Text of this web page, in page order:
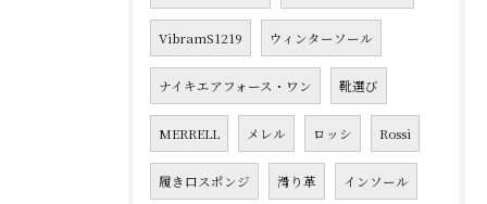
VibramS1219 ウィンターソール
ナイキエアフォース・ワン 靴選び
MERRELL メレル ロッシ Rossi
履き口スポンジ 滑り革 インソール